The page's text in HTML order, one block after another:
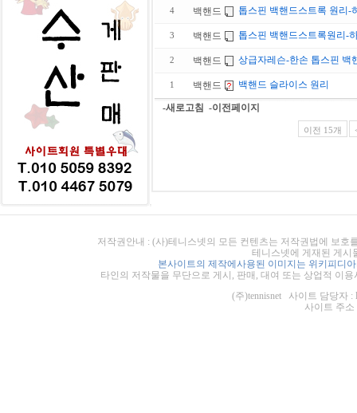
4 백핸드 톱스핀 백핸드스트록 원리-
3 백핸드 톱스핀 백핸드스트록원리-
2 백핸드 상급자레슨-한손 톱스핀 백
1 백핸드 백핸드 슬라이스 원리
-새로고침 -이전페이지
이전 15개
저작권안내 : (사)테니스넷의 모든 컨텐츠는 저작권법에 보
테니스넷에 게재된 게시
본사이트의 제작에사용된 이미지는 위키피디
타인의 저작물을 무단으로 게시, 판매, 대여 또는 상업적 이
(주)tennisnet 사이트 담당자 :
사이트 주